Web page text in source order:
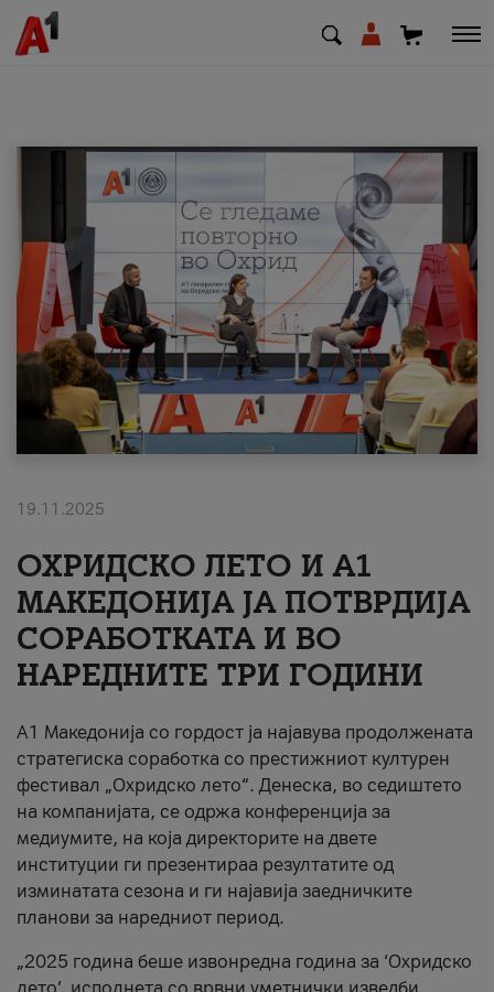
МК SQ
Приватни Деловни
Поддршка
Надополни кредит
#ПодобарОнлајн
19.11.2025
ОХРИДСКО ЛЕТО И A1
МАКЕДОНИЈА ЈА ПОТВРДИЈА
СОРАБОТКАТА И ВО
НАРЕДНИТЕ ТРИ ГОДИНИ
A1 Македонија со гордост ја најавува продолжената
стратегиска соработка со престижниот културен
фестивал „Охридско лето“. Денеска, во седиштето
на компанијата, се одржа конференција за
медиумите, на која директорите на двете
институции ги презентираа резултатите од
изминатата сезона и ги најавија заедничките
планови за наредниот период.
„2025 година беше извонредна година за ‘Охридско
лето’, исполнета со врвни уметнички изведби,